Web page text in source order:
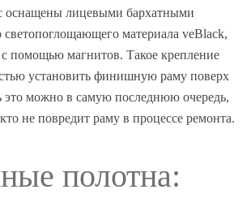
оснащены лицевыми бархатными
материала veBlack,
с помощью магнитов. Такое крепление
установить финишную раму поверх
это можно в самую последнюю очередь,
не повредит раму в процессе ремонта.
полотна: